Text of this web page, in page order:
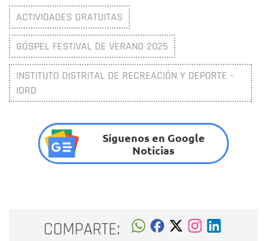
ACTIVIDADES GRATUITAS
GÓSPEL FESTIVAL DE VERANO 2025
INSTITUTO DISTRITAL DE RECREACIÓN Y DEPORTE -
IDRD
Síguenos en Google
Noticias
COMPARTE: